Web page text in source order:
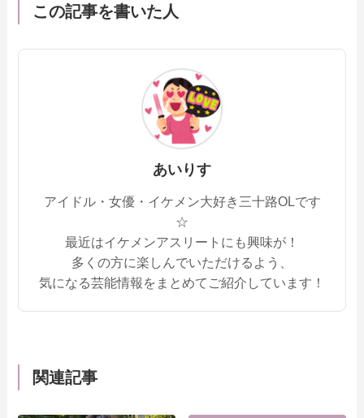
この記事を書いた人
あいりす
アイドル・女優・イケメン大好き三十路OLです
☆
最近はイケメンアスリートにも興味が！
多くの方に楽しんでいただけるよう、
気になる芸能情報をまとめてご紹介しています！
関連記事